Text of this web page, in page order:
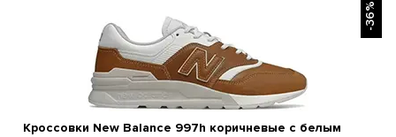
-36%
Кроссовки New Balance 997h коричневые с белым